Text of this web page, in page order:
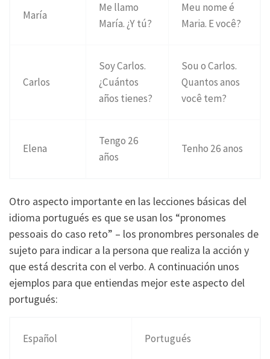
María
Me llamo
María. ¿Y tú?
Meu nome é
Maria. E você?
Carlos
Soy Carlos.
¿Cuántos
años tienes?
Sou o Carlos.
Quantos anos
você tem?
Elena
Tengo 26
años
Tenho 26 anos
Otro aspecto importante en las lecciones básicas del
idioma portugués es que se usan los “pronomes
pessoais do caso reto” – los pronombres personales de
sujeto para indicar a la persona que realiza la acción y
que está descrita con el verbo. A continuación unos
ejemplos para que entiendas mejor este aspecto del
portugués:
Español Portugués